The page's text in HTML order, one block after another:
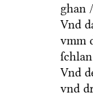
ghan /
Vnd
vmm
Vnd
vnd